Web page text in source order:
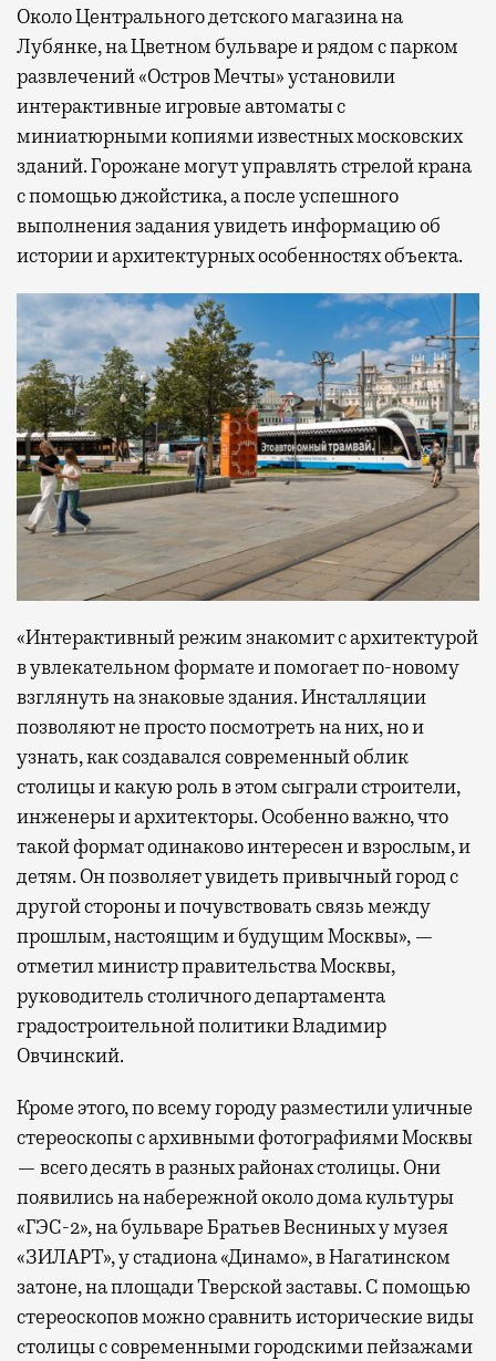
Около Центрального детского магазина на
Лубянке, на Цветном бульваре и рядом с парком
развлечений «Остров Мечты» установили
интерактивные игровые автоматы с
миниатюрными копиями известных московских
зданий. Горожане могут управлять стрелой крана
с помощью джойстика, а после успешного
выполнения задания увидеть информацию об
истории и архитектурных особенностях объекта.
«Интерактивный режим знакомит с архитектурой
в увлекательном формате и помогает по-новому
взглянуть на знаковые здания. Инсталляции
позволяют не просто посмотреть на них, но и
узнать, как создавался современный облик
столицы и какую роль в этом сыграли строители,
инженеры и архитекторы. Особенно важно, что
такой формат одинаково интересен и взрослым, и
детям. Он позволяет увидеть привычный город с
другой стороны и почувствовать связь между
прошлым, настоящим и будущим Москвы», —
отметил министр правительства Москвы,
руководитель столичного департамента
градостроительной политики Владимир
Овчинский.
Кроме этого, по всему городу разместили уличные
стереоскопы с архивными фотографиями Москвы
— всего десять в разных районах столицы. Они
появились на набережной около дома культуры
«ГЭС-2», на бульваре Братьев Весниных у музея
«ЗИЛАРТ», у стадиона «Динамо», в Нагатинском
затоне, на площади Тверской заставы. С помощью
стереоскопов можно сравнить исторические виды
столицы с современными городскими пейзажами